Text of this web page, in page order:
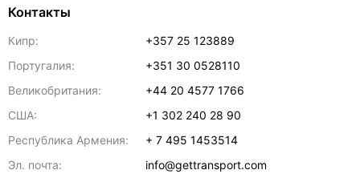
Контакты
Кипр:
+357 25 123889
Португалия:
+351 30 0528110
Великобритания:
+44 20 4577 1766
США:
+1 302 240 28 90
Республика Армения:
+ 7 495 1453514
Эл. почта:
info@gettransport.com